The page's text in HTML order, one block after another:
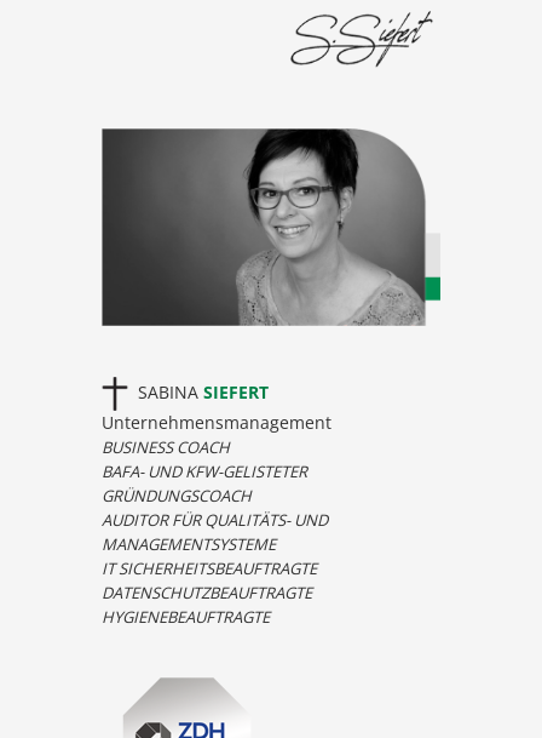
SABINA SIEFERT
Unternehmensmanagement
BUSINESS COACH
BAFA- UND KFW-GELISTETER
GRÜNDUNGSCOACH
AUDITOR FÜR QUALITÄTS- UND
MANAGEMENTSYSTEME
IT SICHERHEITSBEAUFTRAGTE
DATENSCHUTZBEAUFTRAGTE
HYGIENEBEAUFTRAGTE